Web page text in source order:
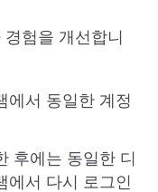
험을 개선합니
에서 동일한 계정
후에는 동일한 디
에서 다시 로그인